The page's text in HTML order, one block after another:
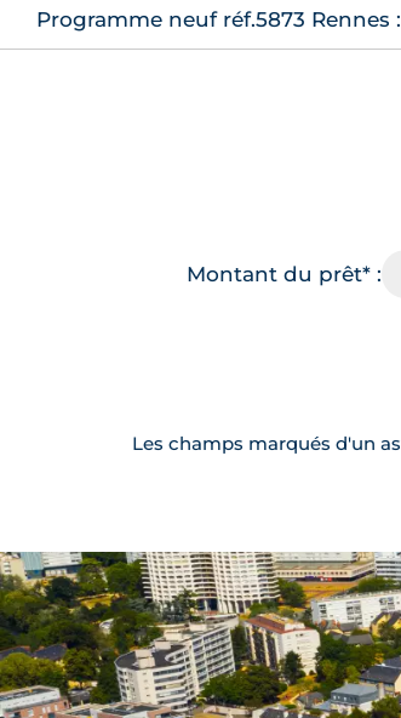
Programme neuf réf.5873
Montant du prêt* :
Les champs marqués d'un